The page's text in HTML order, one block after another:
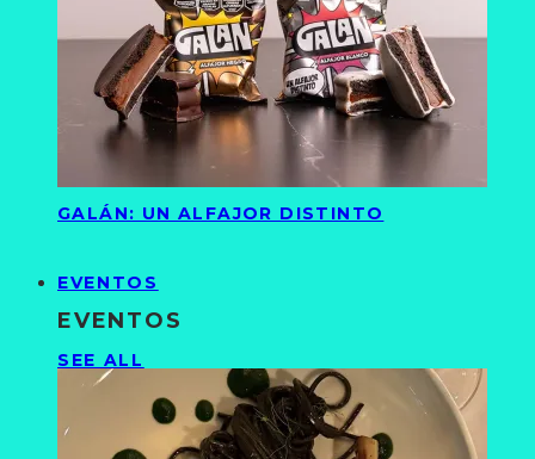
GALÁN: UN ALFAJOR DISTINTO
EVENTOS
EVENTOS
SEE ALL